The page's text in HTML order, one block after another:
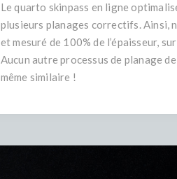
Le quarto skinpass en ligne
plusieurs planages correctifs. Ainsi,
et mesuré de 100% de l’épaisseur,
Aucun autre processus de planage
même similaire !